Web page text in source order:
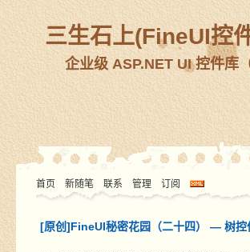
三生石上(FineUI控
企业级 ASP.NET UI 控件库
首页 新随笔 联系 管理 订阅
[原创]FineUI秘密花园（二十四） — 树控